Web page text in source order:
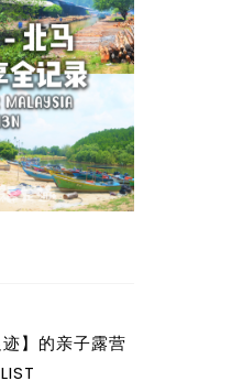
迹】的亲子露营